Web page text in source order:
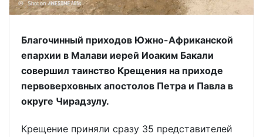
Благочинный приходов Южно-Африканской
епархии в Малави иерей Иоаким Бакали
совершил таинство Крещения на приходе
первоверховных апостолов Петра и Павла в
округе Чирадзулу.
Крещение приняли сразу 35 представителей